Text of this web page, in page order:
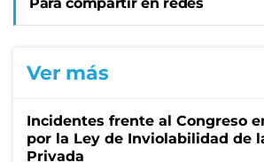
Ver más
Incidentes frente al Congreso
por la Ley de Inviolabilidad de
Privada